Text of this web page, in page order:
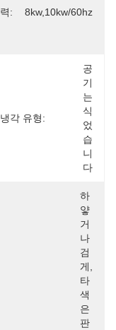
: 8kw,10kw/60hz
각 유형:
공
기
는
식
었
습
니
다
하
얗
거
나
검
게,
타
색
은
판